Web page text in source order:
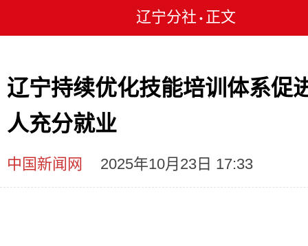
辽宁分社 • 正文
辽宁持续优化技能培训体系促
人充分就业
中国新闻网 2025年10月23日 17:33